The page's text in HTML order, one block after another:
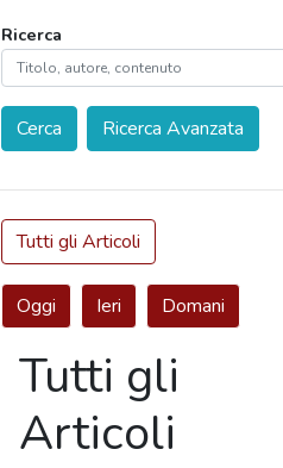
Ricerca
Cerca Ricerca Avanzata
Tutti gli Articoli
Oggi Ieri Domani
Tutti gli
Articoli